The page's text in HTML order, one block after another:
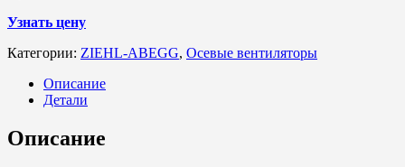
Узнать цену
Категории: ZIEHL-ABEGG, Осевые вентиляторы
Описание
Детали
Описание